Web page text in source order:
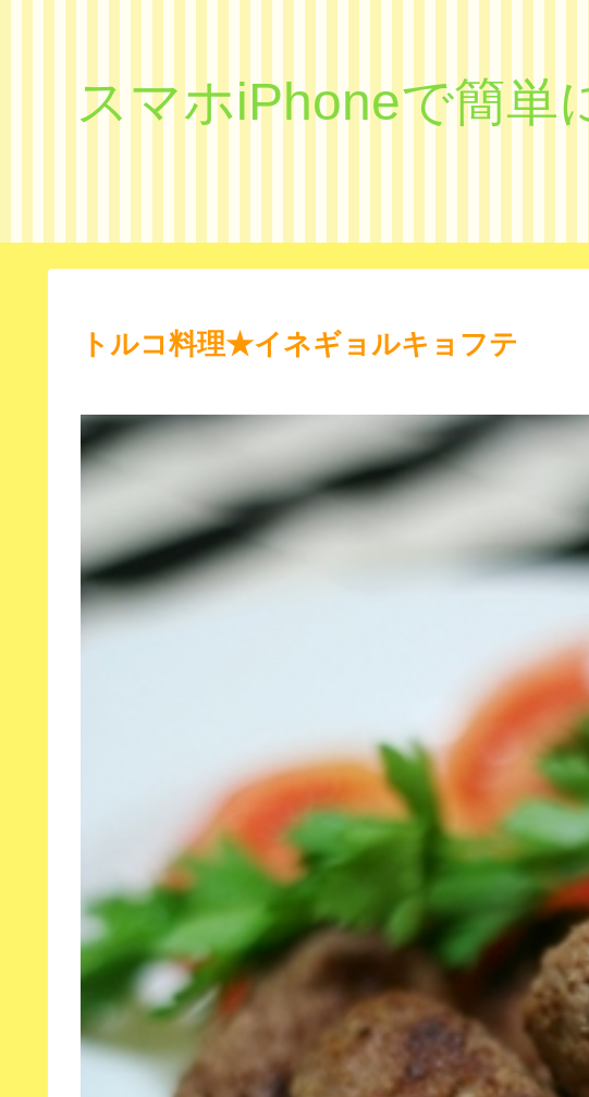
スマホiPhoneで簡単
トルコ料理★イネギョルキョフテ